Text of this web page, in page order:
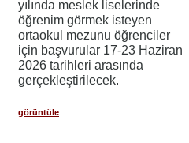
yılında meslek liselerinde
öğrenim görmek isteyen
ortaokul mezunu öğrenciler
için başvurular 17-23 Haziran
2026 tarihleri ​​arasında
gerçekleştirilecek.
görüntüle